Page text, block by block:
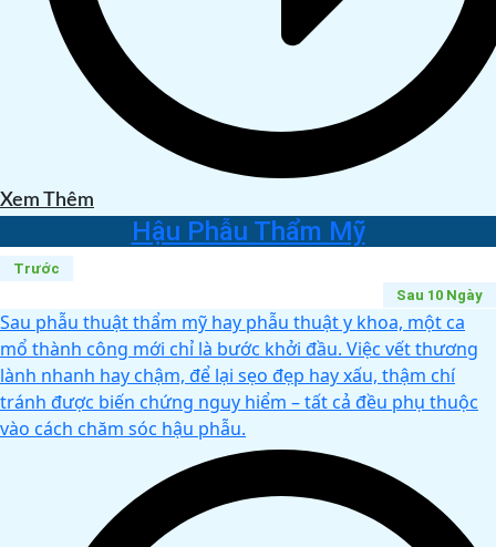
Xem Thêm
Hậu Phẫu Thẩm Mỹ
Trước
Sau 10 Ngày
Sau phẫu thuật thẩm mỹ hay phẫu thuật y khoa, một ca
mổ thành công mới chỉ là bước khởi đầu. Việc vết thương
lành nhanh hay chậm, để lại sẹo đẹp hay xấu, thậm chí
tránh được biến chứng nguy hiểm – tất cả đều phụ thuộc
vào cách chăm sóc hậu phẫu.